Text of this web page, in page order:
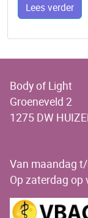
Lees verder
Body of Light
Groeneveld 2
1275 DW
Van maandag
Op zaterdag op